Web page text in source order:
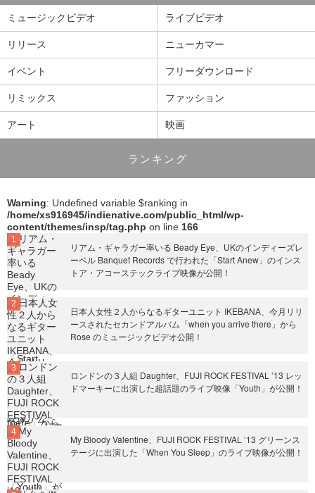
ミュージックビデオ ライブビデオ
リリース ニューカマー
イベント フリーダウンロード
リミックス ファッション
アート 映画
ランキング
Warning: Undefined variable $ranking in
/home/xs916945/indienative.com/public_html/wp-
content/themes/insp/tag.php on line 166
リアム・ギャラガー率いる Beady Eye、UKのインディーズレ
ーベル Banquet Records で行われた「Start Anew」のインス
トア・アコーステックライブ映像が公開！
日本人女性２人からなるギターユニット IKEBANA、今月リリ
ースされたセカンドアルバム「when you arrive there」から
Rose のミュージックビデオ公開！
ロンドンの３人組 Daughter、FUJI ROCK FESTIVAL ’13 レッ
ドマーキーに出演した超話題のライブ映像「Youth」が公開！
My Bloody Valentine、FUJI ROCK FESTIVAL ’13 グリーンス
テージに出演した「When You Sleep」のライブ映像が公開！